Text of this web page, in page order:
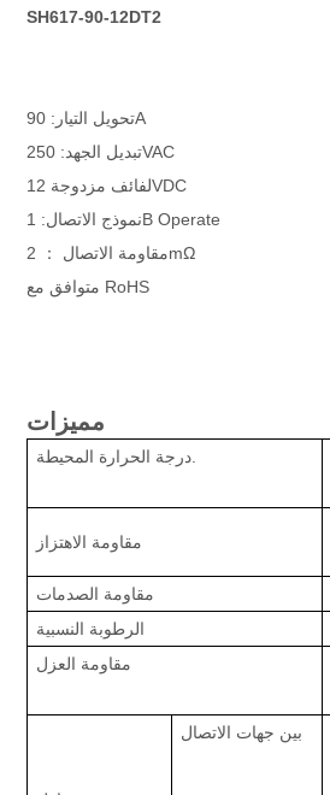
SH617-90-12DT2
تحويل التيار: 90A
تبديل الجهد: 250VAC
لفائف مزدوجة 12VDC
نموذج الاتصال: 1B Operate
مقاومة الاتصال ： 2mΩ
متوافق مع RoHS
مميزات
مقاومة الاهتزاز
مقاومة الصدمات
الرطوبة النسبية
مقاومة العزل
بين جهات الاتصال